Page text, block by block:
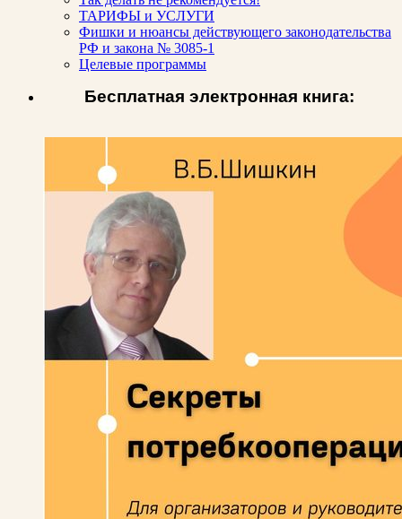
ТАРИФЫ и УСЛУГИ
Фишки и нюансы действующего законодательства
РФ и закона № 3085-1
Целевые программы
Бесплатная электронная книга: